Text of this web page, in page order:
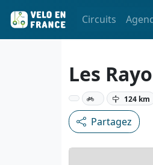
Circuits
Les
124 km
Partagez